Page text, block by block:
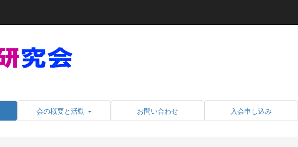
会の概要と活動 お問い合わせ 入会申し込み